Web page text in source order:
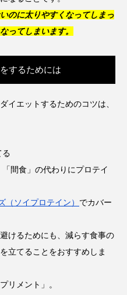
のに太りやすくなってしまっ
ってしまいます。
するためには
イエットするためのコツは、
る
間食」の代わりにプロテイ
（ソイプロテイン） でカバー
けるためにも、減らす食事の
立てることをおすすめしま
リメント」。